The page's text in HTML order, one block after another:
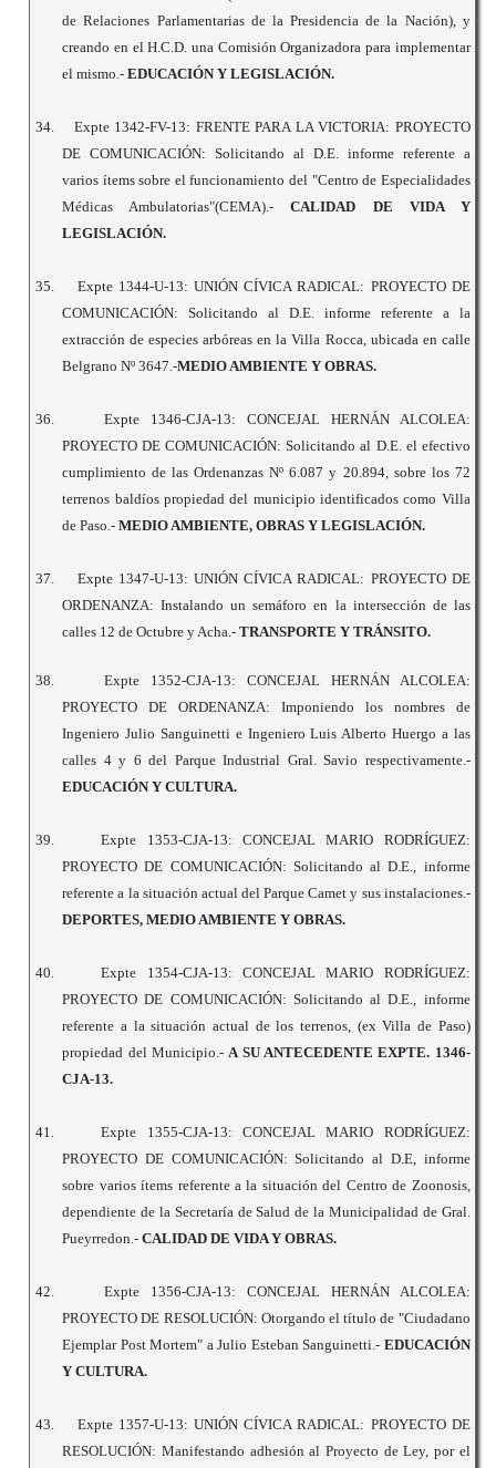
de Relaciones Parlamentarias de la Presidencia de la Nación), y
creando en el H.C.D. una Comisión Organizadora para implementar
el mismo.-EDUCACIÓN Y LEGISLACIÓN.
34.
Expte 1342-FV-13: FRENTE PARA LA VICTORIA: PROYECTO
DE COMUNICACIÓN: Solicitando al D.E. informe referente a
varios ítems sobre el funcionamiento del "Centro de Especialidades
Médicas Ambulatorias"(CEMA).-CALIDAD DE VIDA Y
LEGISLACIÓN.
35.
Expte 1344-U-13: UNIÓN CÍVICA RADICAL: PROYECTO DE
COMUNICACIÓN: Solicitando al D.E. informe referente a la
extracción de especies arbóreas en la Villa Rocca, ubicada en calle
Belgrano Nº 3647.-MEDIO AMBIENTE Y OBRAS.
36.
Expte 1346-CJA-13: CONCEJAL HERNÁN ALCOLEA:
PROYECTO DE COMUNICACIÓN: Solicitando al D.E. el efectivo
cumplimiento de las Ordenanzas Nº 6.087 y 20.894, sobre los 72
terrenos baldíos propiedad del municipio identificados como Villa
de Paso.-MEDIO AMBIENTE, OBRAS Y LEGISLACIÓN.
37.
Expte 1347-U-13: UNIÓN CÍVICA RADICAL: PROYECTO DE
ORDENANZA: Instalando un semáforo en la intersección de las
calles 12 de Octubre y Acha.-TRANSPORTE Y TRÁNSITO.
38.
Expte 1352-CJA-13: CONCEJAL HERNÁN ALCOLEA:
PROYECTO DE ORDENANZA: Imponiendo los nombres de
Ingeniero Julio Sanguinetti e Ingeniero Luis Alberto Huergo a las
calles 4 y 6 del Parque Industrial Gral. Savio respectivamente.-
EDUCACIÓN Y CULTURA.
39.
Expte 1353-CJA-13: CONCEJAL MARIO RODRÍGUEZ:
PROYECTO DE COMUNICACIÓN: Solicitando al D.E., informe
referente a la situación actual del Parque Camet y sus instalaciones.-
DEPORTES, MEDIO AMBIENTE Y OBRAS.
40.
Expte 1354-CJA-13: CONCEJAL MARIO RODRÍGUEZ:
PROYECTO DE COMUNICACIÓN: Solicitando al D.E., informe
referente a la situación actual de los terrenos, (ex Villa de Paso)
propiedad del Municipio.-A SU ANTECEDENTE EXPTE. 1346-
CJA-13.
41.
Expte 1355-CJA-13: CONCEJAL MARIO RODRÍGUEZ:
PROYECTO DE COMUNICACIÓN: Solicitando al D.E, informe
sobre varios ítems referente a la situación del Centro de Zoonosis,
dependiente de la Secretaría de Salud de la Municipalidad de Gral.
Pueyrredon.-CALIDAD DE VIDA Y OBRAS.
42.
Expte 1356-CJA-13: CONCEJAL HERNÁN ALCOLEA:
PROYECTO DE RESOLUCIÓN: Otorgando el título de "Ciudadano
Ejemplar Post Mortem" a Julio Esteban Sanguinetti.- EDUCACIÓN
Y CULTURA.
43.
Expte 1357-U-13: UNIÓN CÍVICA RADICAL: PROYECTO DE
RESOLUCIÓN: Manifestando adhesión al Proyecto de Ley, por el